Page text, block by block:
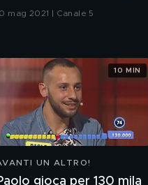
mag 2021 | Canale 5
UN ALTRO!
gioca per 130 mila
10 MIN